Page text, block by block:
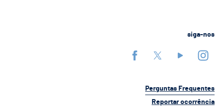
siga-nos
Perguntas Frequentes
Reportar ocorrência